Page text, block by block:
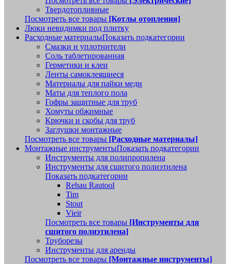
Твердотопливные
Посмотреть все товары [Котлы отопления]
Люки невидимки под плитку
Расходные материалыПоказать подкатегории
Смазки и уплотнители
Соль таблетированная
Герметики и клеи
Ленты самоклеящиеся
Материалы для пайки меди
Маты для теплого пола
Гофры защитные для труб
Хомуты обжимные
Крючки и скобы для труб
Заглушки монтажные
Посмотреть все товары [Расходные материалы]
Монтажные инструментыПоказать подкатегории
Инструменты для полипропилена
Инструменты для сшитого полиэтилена
Показать подкатегории
Rehau Rautool
Tim
Stout
Vieir
Посмотреть все товары [Инструменты для
сшитого полиэтилена]
Труборезы
Инструменты для аренды
Посмотреть все товары [Монтажные инструменты]